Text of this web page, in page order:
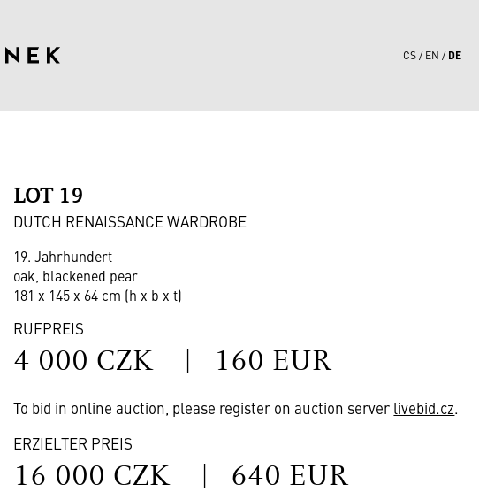
CS EN DE
LOT 19
DUTCH RENAISSANCE WARDROBE
19. Jahrhundert
oak, blackened pear
181 x 145 x 64 cm (h x b x t)
RUFPREIS
4 000 CZK | 160 EUR
To bid in online auction, please register on auction server livebid.cz.
ERZIELTER PREIS
16 000 CZK | 640 EUR